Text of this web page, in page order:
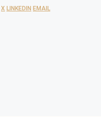
X LINKEDIN EMAIL